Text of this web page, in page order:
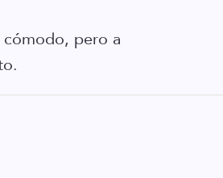
pero a